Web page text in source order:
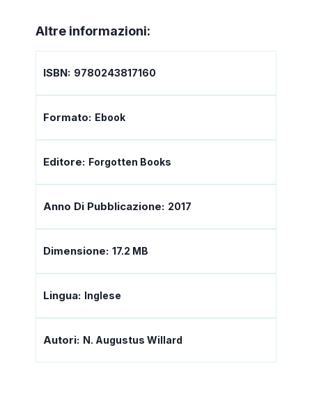
Altre informazioni:
ISBN: 9780243817160
Formato: Ebook
Editore: Forgotten Books
Anno Di Pubblicazione: 2017
Dimensione: 17.2 MB
Lingua: Inglese
Autori: N. Augustus Willard